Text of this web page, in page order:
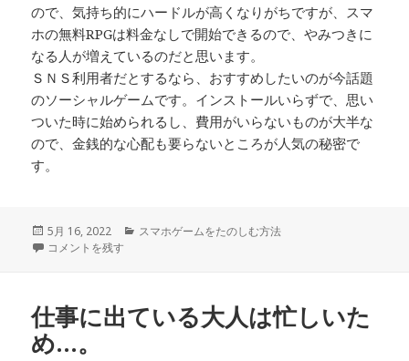
ので、気持ち的にハードルが高くなりがちですが、スマ
ホの無料RPGは料金なしで開始できるので、やみつきに
なる人が増えているのだと思います。
ＳＮＳ利用者だとするなら、おすすめしたいのが今話題
のソーシャルゲームです。インストールいらずで、思い
ついた時に始められるし、費用がいらないものが大半な
ので、金銭的な心配も要らないところが人気の秘密で
す。
投
稿
5月 16, 2022
カ
スマホゲームをたのしむ方法
通勤電車での移動時間などでも楽しむことが可能な一人遊びの筆頭と言
コメントを残す
仕事に出ている大人は忙しいた
め…。